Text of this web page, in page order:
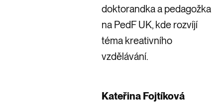
doktorandka a pedagožka
na PedF UK, kde rozvíjí
téma kreativního
vzdělávání.
Kateřina Fojtíková